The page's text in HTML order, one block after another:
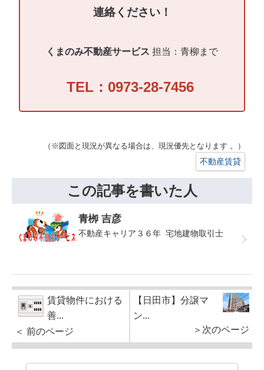
連絡ください！
くまのみ不動産サービス 担当：青柳まで
TEL：0973-28-7456
（※図面と現況が異なる場合は、現況優先となります 。）
不動産賃貸
この記事を書いた人
青栁 吉彦
不動産キャリア３６年 宅地建物取引士
賃貸物件における
善...
＜ 前のページ
【日田市】分譲マ
ン...
＞次のページ